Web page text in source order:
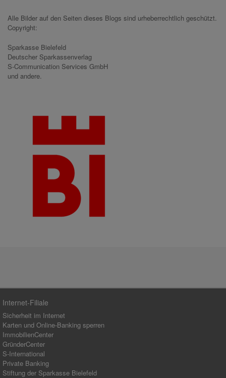
Alle Bilder auf den Seiten dieses Blogs sind urheberrechtlich geschützt.
Copyright:
Sparkasse Bielefeld
Deutscher Sparkassenverlag
S-Communication Services GmbH
und andere.
Internet-Filiale
Sicherheit im Internet
Karten und Online-Banking sperren
ImmobilienCenter
GründerCenter
S-International
Private Banking
Stiftung der Sparkasse Bielefeld